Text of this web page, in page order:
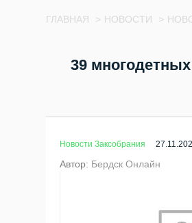
ГЛАВНАЯ > НОВОСТИ >
39
Новости Заксобрания
Автор: Бердск Онлайн